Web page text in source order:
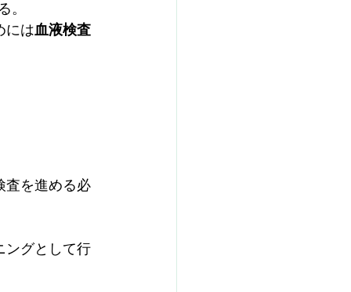
。
には血液検査
査を進める必
ングとして行